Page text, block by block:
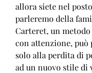
allora siete nel
parleremo della
Carteret, un metodo
con attenzione,
solo alla perdita di
ad un nuovo stile di